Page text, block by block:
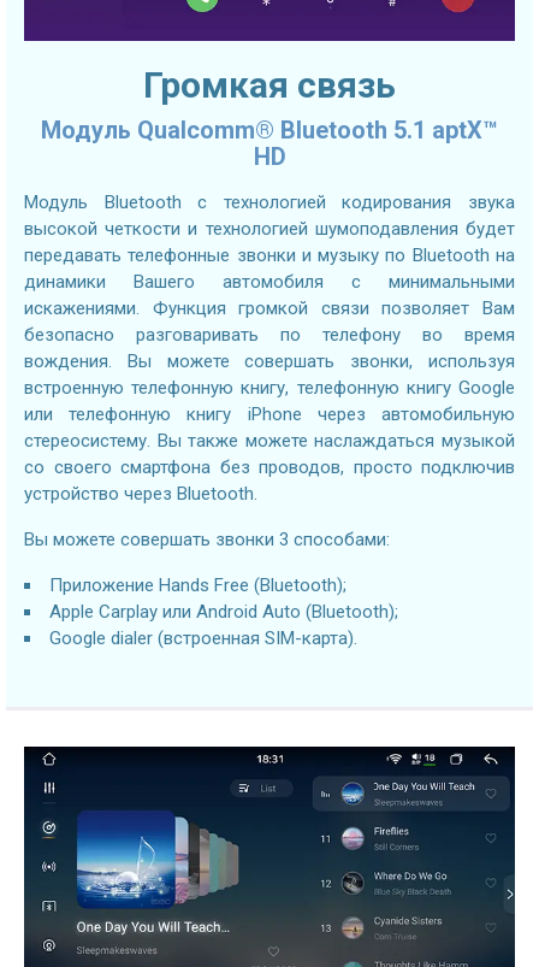
Громкая связь
Модуль Qualcomm® Bluetooth 5.1 aptX™
HD
Модуль Bluetooth с технологией кодирования звука
высокой четкости и технологией шумоподавления будет
передавать телефонные звонки и музыку по Bluetooth на
динамики Вашего автомобиля с минимальными
искажениями. Функция громкой связи позволяет Вам
безопасно разговаривать по телефону во время
вождения. Вы можете совершать звонки, используя
встроенную телефонную книгу, телефонную книгу Google
или телефонную книгу iPhone через автомобильную
стереосистему. Вы также можете наслаждаться музыкой
со своего смартфона без проводов, просто подключив
устройство через Bluetooth.
Вы можете совершать звонки 3 способами:
Приложение Hands Free (Bluetooth);
Apple Carplay или Android Auto (Bluetooth);
Google dialer (встроенная SIM-карта).